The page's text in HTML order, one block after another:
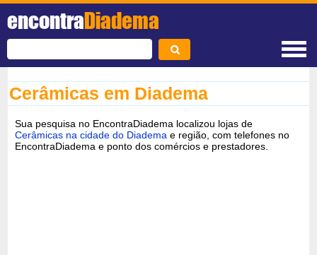
encontraDiadema
Cerâmicas em Diadema
Sua pesquisa no EncontraDiadema localizou lojas de
Cerâmicas na cidade do Diadema e região, com telefones no
EncontraDiadema e ponto dos comércios e prestadores.